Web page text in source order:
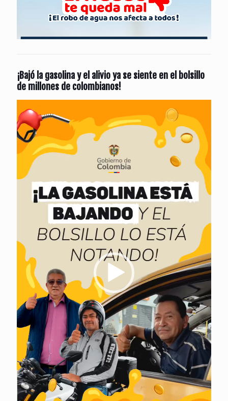
¡Bajó la gasolina y el alivio ya se siente en el bolsillo
de millones de colombianos!
de
vídeo